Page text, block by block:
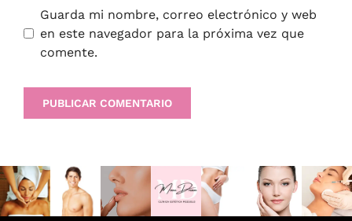
Guarda mi nombre, correo electrónico y web
en este navegador para la próxima vez que
comente.